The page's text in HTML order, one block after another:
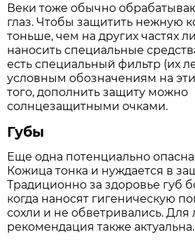
Веки тоже обычно
глаз. Чтобы защитить нежную
тоньше, чем на других частях
наносить специальные
есть специальный фильтр (их
условным обозначениям на
того, дополнить защиту можно
солнцезащитными очками.
Губы
Еще одна потенциально
Кожица тонка и нуждается в
Традиционно за здоровье губ
когда наносят гигеническую
сохли и не обветривались. Для
рекомендация также актуальна.